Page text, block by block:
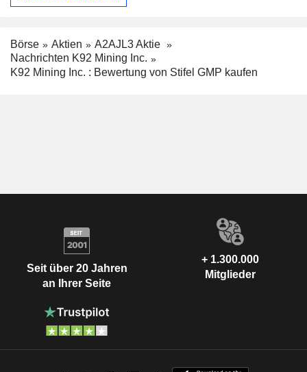
Börse Aktien
A2AJL3 Aktie
Nachrichten K92 Mining Inc.
K92 Mining Inc. : Bewertung von Stifel GMP kaufen
Seit über 20 Jahren
an Ihrer Seite
+ 1.300.000
Mitglieder